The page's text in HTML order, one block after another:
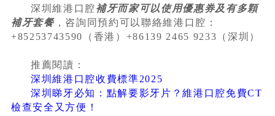
深圳維港口腔補牙而家可以使用優惠券及有多顆
補牙套餐，咨詢同預約可以聯絡維港口腔：
+85253743590（香港）+86139 2465 9233（深圳）
推薦閱讀：
深圳維港口腔收費標準2025
深圳睇牙必知：點解要影牙片？維港口腔免費CT
檢查安全又方便！